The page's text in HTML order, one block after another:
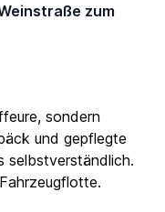
zum
sondern
und gepflegte
selbstverständlich.
Fahrzeugflotte.